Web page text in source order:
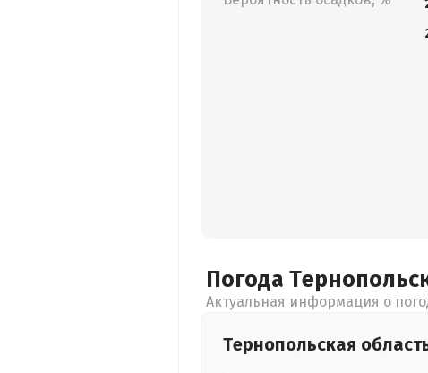
Погода
Актуальная информация о
Тернопольская